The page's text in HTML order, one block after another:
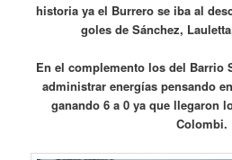
historia ya el Burrero se iba al
goles de Sánchez,
En el complemento los del Barrio
administrar energías pensando
ganando 6 a 0 ya que llegaron
Colombi.